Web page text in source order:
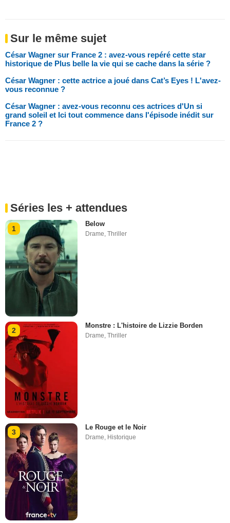
Sur le même sujet
César Wagner sur France 2 : avez-vous repéré cette star
historique de Plus belle la vie qui se cache dans la série ?
César Wagner : cette actrice a joué dans Cat’s Eyes ! L'avez-
vous reconnue ?
César Wagner : avez-vous reconnu ces actrices d'Un si
grand soleil et Ici tout commence dans l'épisode inédit sur
France 2 ?
Séries les + attendues
1
Below
Drame ,Thriller
2
Monstre : L'histoire de Lizzie Borden
Drame,Thriller
3
Le Rouge et le Noir
Drame, Historique